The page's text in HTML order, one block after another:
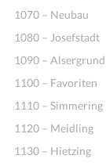
1070 – Neubau
1080 – Josefstadt
1090 – Alsergrund
1100 – Favoriten
1110 – Simmering
1120 – Meidling
1130 – Hietzing